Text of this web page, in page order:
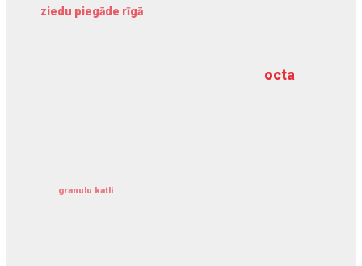
octa
ziedu piegāde rīgā
granulu katli
dziļurbums